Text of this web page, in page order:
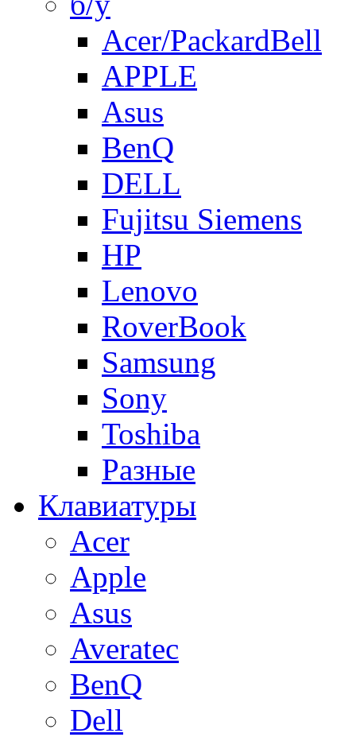
Acer/PackardBell
APPLE
Asus
BenQ
DELL
Fujitsu Siemens
HP
Lenovo
RoverBook
Samsung
Sony
Toshiba
Разные
Клавиатуры
Acer
Apple
Asus
Averatec
BenQ
Dell